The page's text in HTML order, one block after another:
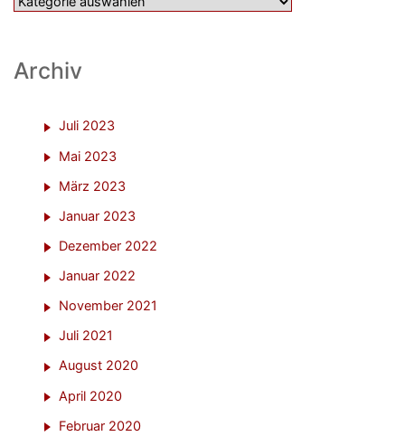
Archiv
Juli 2023
Mai 2023
März 2023
Januar 2023
Dezember 2022
Januar 2022
November 2021
Juli 2021
August 2020
April 2020
Februar 2020